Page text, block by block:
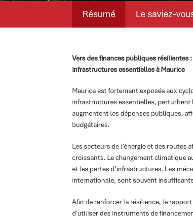
Résumé Le saviez-
Vers des finances publiques résilientes
infrastructures essentielles à Maurice
Maurice est fortement exposée aux
infrastructures essentielles, perturbent
augmentent les dépenses publiques,
budgétaires.
Les secteurs de l’énergie et des routes
croissants. Le changement climatique
et les pertes d’infrastructures. Les
internationale, sont souvent
Afin de renforcer la résilience, le
d'utiliser des instruments de